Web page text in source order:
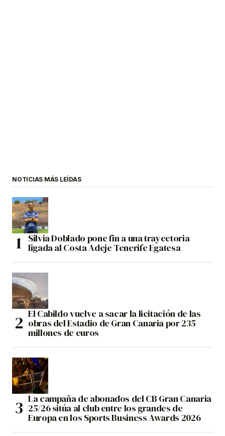
NOTICIAS MÁS LEÍDAS
Silvia Doblado pone fin a una trayectoria
ligada al Costa Adeje Tenerife Egatesa
El Cabildo vuelve a sacar la licitación de las
obras del Estadio de Gran Canaria por 235
millones de euros
La campaña de abonados del CB Gran Canaria
25/26 sitúa al club entre los grandes de
Europa en los Sports Business Awards 2026